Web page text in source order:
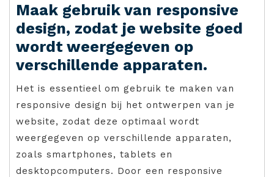
Maak gebruik van responsive
design, zodat je website goed
wordt weergegeven op
verschillende apparaten.
Het is essentieel om gebruik te maken van
responsive design bij het ontwerpen van je
website, zodat deze optimaal wordt
weergegeven op verschillende apparaten,
zoals smartphones, tablets en
desktopcomputers. Door een responsive